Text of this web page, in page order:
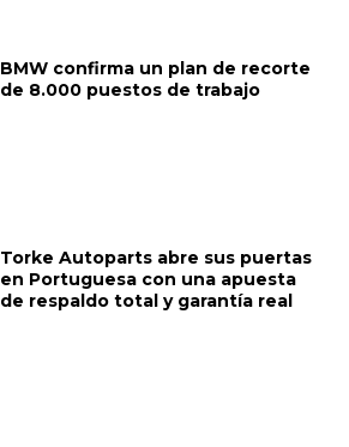
BMW confirma un plan de recorte
de 8.000 puestos de trabajo
Torke Autoparts abre sus puertas
en Portuguesa con una apuesta
de respaldo total y garantía real